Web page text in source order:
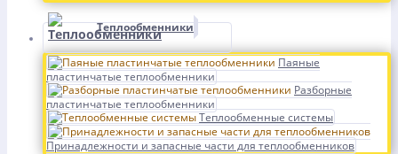
Теплообменники
Паяные
пластинчатые теплообменники
Разборные
пластинчатые теплообменники
Теплообменные системы
Принадлежности и запасные части для теплообменников